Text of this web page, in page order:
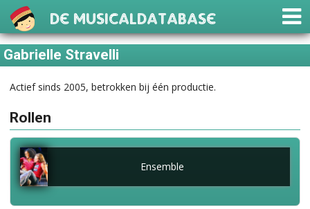
De Musicaldatabase
Gabrielle Stravelli
Actief sinds 2005, betrokken bij één productie.
Rollen
Ensemble